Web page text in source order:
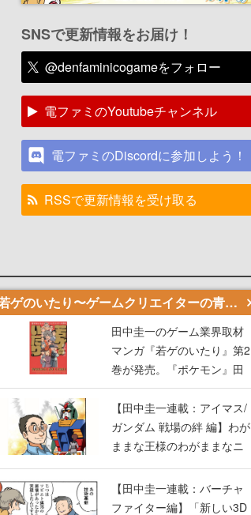
SNSで更新情報をお届け！
@denfaminicogameをフォロー
電ファミのYoutubeチャンネル
電ファミのDiscordに参加しよう！
RSSで更新情報を受け取る
若ゲのいたり〜ゲームクリエイターの青春〜
田中圭一のゲーム業界取材
マンガ『若ゲのいたり』第2
巻が発売。『ポケモン』田
尻智さん、『ゼビウス』遠
藤雅伸さんらの貴重なエピ
ソードを収録
【田中圭一連載：アイマス/
ガンダム 戦場の絆 編】わが
ままな王様のわがままなニ
ーズを満たす！──小山順一
朗が貫く姿勢に、ゲームク
リエイターとしての矜持を
【田中圭一連載：バーチャ
ファイター編】「新しい3D